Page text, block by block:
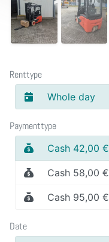
Renttype
Whole day
Paymenttype
Cash 42,00 €
Cash 58,00 €
Cash 95,00 €
Date